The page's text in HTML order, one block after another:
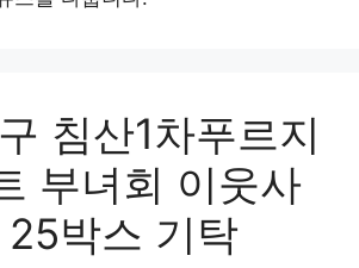
침산1차푸르지
부녀회 이웃사
25박스 기탁